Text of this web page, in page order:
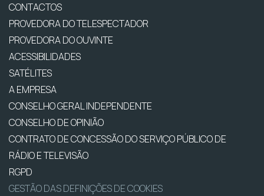
CONTACTOS
PROVEDORA DO TELESPECTADOR
PROVEDORA DO OUVINTE
ACESSIBILIDADES
SATÉLITES
A EMPRESA
CONSELHO GERAL INDEPENDENTE
CONSELHO DE OPINIÃO
CONTRATO DE CONCESSÃO DO SERVIÇO PÚBLICO DE
RÁDIO E TELEVISÃO
RGPD
GESTÃO DAS DEFINIÇÕES DE COOKIES